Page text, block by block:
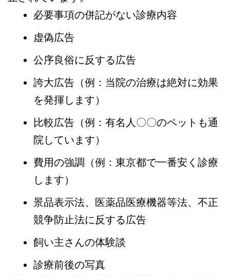
必要事項の併記がない診療内容
虚偽広告
公序良俗に反する広告
誇大広告（例：当院の治療は絶対に効果
を発揮します）
比較広告（例：有名人〇〇のペットも通
院しています）
費用の強調（例：東京都で一番安く診療
します）
景品表示法、医薬品医療機器等法、不正
競争防止法に反する広告
飼い主さんの体験談
診療前後の写真